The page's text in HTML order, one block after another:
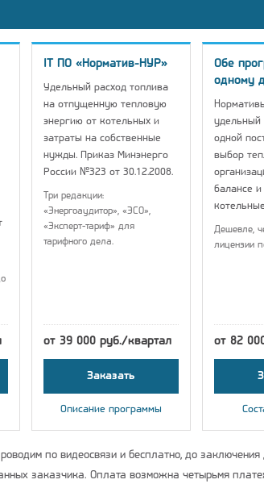
IT ПО «Норматив-НУР»
Удельный расход топлива
на отпущенную тепловую
энергию от котельных и
затраты на собственные
нужды. Приказ Минэнерго
России №323 от 30.12.2008.
Три редакции:
«Энергоаудитор», «ЭСО»,
«Эксперт-тариф» для
тарифного дела.
от 39 000 руб./квартал
Заказать
Описание программы
Обе
одному
удельный
одной
выбор
балансе и
Дешевле,
лицензии
от 82
по видеосвязи и бесплатно, до заключения
заказчика. Оплата возможна четырьмя